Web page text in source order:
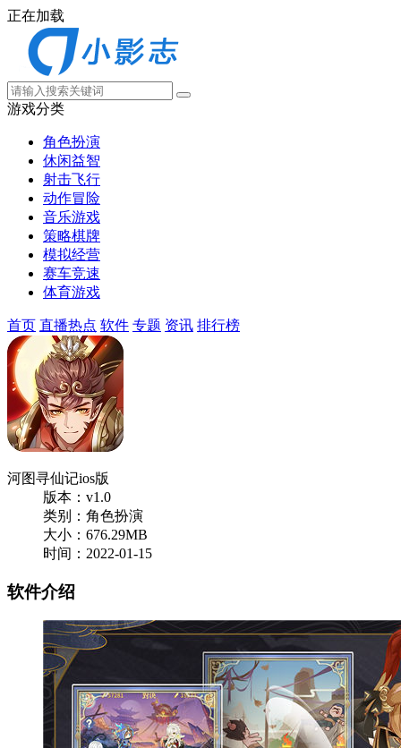
正在加载
游戏分类
角色扮演
休闲益智
射击飞行
动作冒险
音乐游戏
策略棋牌
模拟经营
赛车竞速
体育游戏
首页 直播热点 软件 专题 资讯 排行榜
河图寻仙记ios版
版本：v1.0
类别：角色扮演
大小：676.29MB
时间：2022-01-15
软件介绍